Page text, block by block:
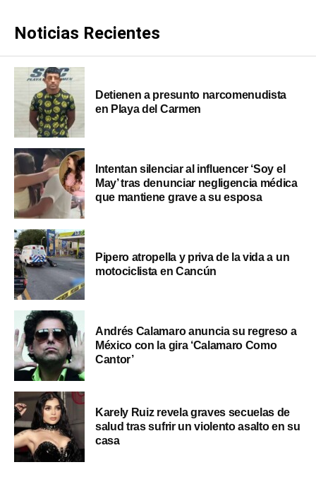
Noticias Recientes
Detienen a presunto narcomenudista
en Playa del Carmen
Intentan silenciar al influencer ‘Soy el
May’ tras denunciar negligencia médica
que mantiene grave a su esposa
Pipero atropella y priva de la vida a un
motociclista en Cancún
Andrés Calamaro anuncia su regreso a
México con la gira ‘Calamaro Como
Cantor’
Karely Ruiz revela graves secuelas de
salud tras sufrir un violento asalto en su
casa